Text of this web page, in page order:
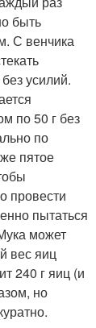
быть
С венчика
усилий.
по 50 г без
по
пятое
провести
пытаться
может
вес яиц
240 г яиц (и
но